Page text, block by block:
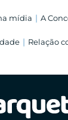
mídia A
Relação